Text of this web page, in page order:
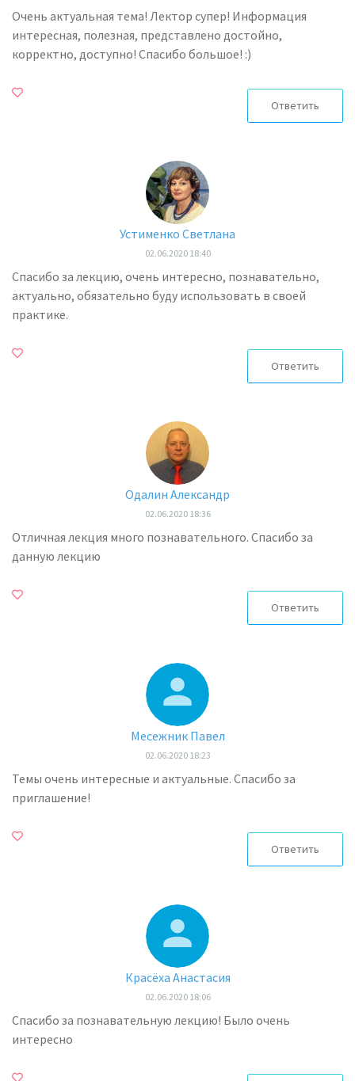
Очень актуальная тема! Лектор супер! Информация
интересная, полезная, представлено достойно,
корректно, доступно! Спасибо большое! :)
Ответить
Устименко Светлана
02.06.2020 18:40
Спасибо за лекцию, очень интересно, познавательно,
актуально, обязательно буду использовать в своей
практике.
Ответить
Одалин Александр
02.06.2020 18:36
Отличная лекция много познавательного. Спасибо за
данную лекцию
Ответить
Месежник Павел
02.06.2020 18:23
Темы очень интересные и актуальные. Спасибо за
приглашение!
Ответить
Красёха Анастасия
02.06.2020 18:06
Спасибо за познавательную лекцию! Было очень
интересно